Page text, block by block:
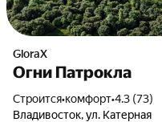
GloraX
Огни Патрокла
Строится•комфорт•4.3 (73)
Владивосток, ул. Катерная